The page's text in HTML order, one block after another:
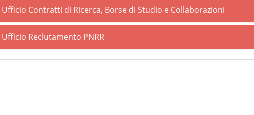
Ufficio Contratti di Ricerca, Borse di Studio e Collaborazioni
Ufficio Reclutamento PNRR